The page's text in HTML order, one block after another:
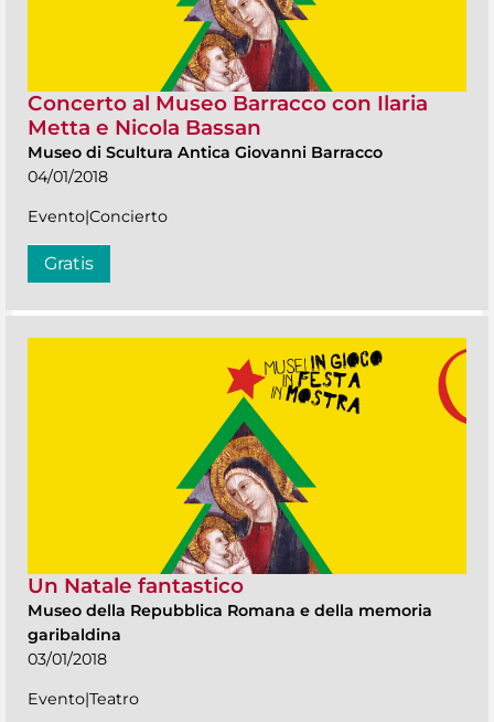
Concerto al Museo Barracco con Ilaria
Metta e Nicola Bassan
Museo di Scultura Antica Giovanni Barracco
04/01/2018
Evento|Concierto
Gratis
Un Natale fantastico
Museo della Repubblica Romana e della memoria
garibaldina
03/01/2018
Evento|Teatro